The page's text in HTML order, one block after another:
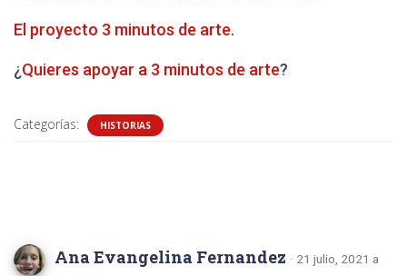
El proyecto 3 minutos de arte.
¿Quieres apoyar a 3 minutos de arte?
Categorías: HISTORIAS
Ana Evangelina Fernandez · 21 julio, 2021 a